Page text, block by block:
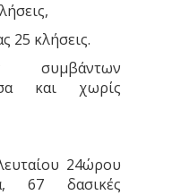
25 κλήσεις.
και χωρίς
24ώρου
67 δασικές